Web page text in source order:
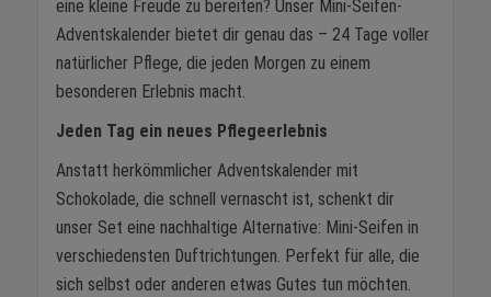
eine kleine Freude zu bereiten? Unser Mini-Seifen-
Adventskalender bietet dir genau das – 24 Tage voller
natürlicher Pflege, die jeden Morgen zu einem
besonderen Erlebnis macht.
Jeden Tag ein neues Pflegeerlebnis
Anstatt herkömmlicher Adventskalender mit
Schokolade, die schnell vernascht ist, schenkt dir
unser Set eine nachhaltige Alternative: Mini-Seifen in
verschiedensten Duftrichtungen. Perfekt für alle, die
sich selbst oder anderen etwas Gutes tun möchten.